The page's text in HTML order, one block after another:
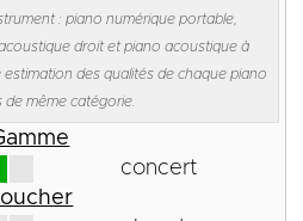
: piano numérique portable,
droit et piano acoustique à
des qualités de chaque piano
même catégorie.
concert